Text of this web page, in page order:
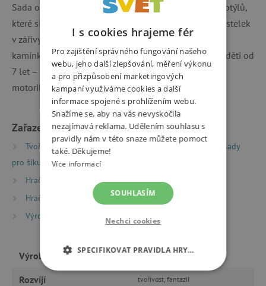
Sada obsahuje 6 černých reliéfních desek ve tvaru motýlů,
které si můžete vybarvit pomocí 12 extra měkkých pastelek
v zářivých barvách. Přidejte jim lesk díky samolepicím
kamínkům a dotvořte podle své fantazie. Ideální pro děti od
7 let – zábavná a tvořivá aktivita podporující jemnou
motoriku a kreativitu.
Zařazeno v kategoriích
Tvoření Kreativní sady a vyrábění
Kreativní sady
pro šikuly
Hračky dle věku
Hry a hračky pro děti od 6 let
Hračky dle věku
Hry a hračky pro děti od 9 let
Výrobci
Výrobce Sycomore
Rozvíjí tvořivost, fantazii
I s cookies hrajeme fér
Pro zajištění správného fungování našeho
webu, jeho další zlepšování, měření výkonu
a pro přizpůsobení marketingových
kampaní využíváme cookies a další
informace spojené s prohlížením webu.
Snažíme se, aby na vás nevyskočila
nezajímavá reklama. Udělením souhlasu s
pravidly nám v této snaze můžete pomoct
také. Děkujeme!
Více informací
SOUHLASÍM
Nechci cookies
SPECIFIKOVAT PRAVIDLA HRY…
NEZBYTNĚ NUTNÉ COOKIES